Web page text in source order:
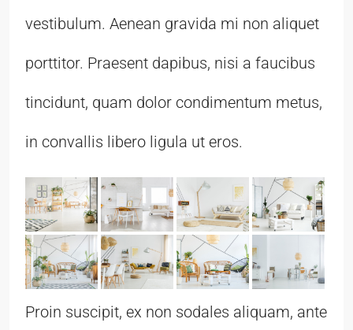
vestibulum. Aenean gravida mi non aliquet
porttitor. Praesent dapibus, nisi a faucibus
tincidunt, quam dolor condimentum metus,
in convallis libero ligula ut eros.
Proin suscipit, ex non sodales aliquam, ante